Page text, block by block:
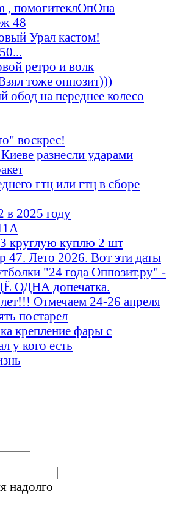
, помогитеклОпОна
48
Урал кастом!
ретро и волк
тоже оппозит)))
на переднее колесо
воскрес!
разнесли ударами
гтц или гтц в сборе
в 2025 году
круглую куплю 2 шт
47. Лето 2026. Вот эти даты
"24 года Оппозит.ру" -
ОДНА допечатка.
Отмечаем 24-26 апреля
постарел
крепление фары с
у кого есть
надолго